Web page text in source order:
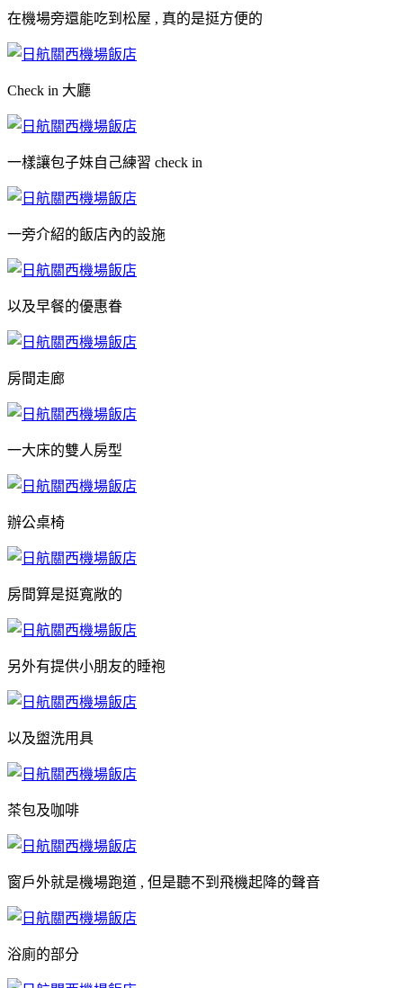
在機場旁還能吃到松屋 , 真的是挺方便的
Check in 大廳
一樣讓包子妹自己練習 check in
一旁介紹的飯店內的設施
以及早餐的優惠眷
房間走廊
一大床的雙人房型
辦公桌椅
房間算是挺寬敞的
另外有提供小朋友的睡袍
以及盥洗用具
茶包及咖啡
窗戶外就是機場跑道 , 但是聽不到飛機起降的聲音
浴廁的部分